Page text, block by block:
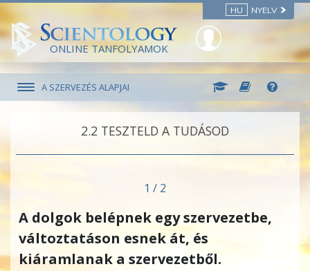
HU NYELV
ONLINE TANFOLYAMOK
A SZERVEZÉS ALAPJAI
2.‎2 TESZTELD A TUDÁSOD
1 / 2
A dolgok belépnek egy szervezetbe,
változtatáson esnek át, és
kiáramlanak a szervezetből.